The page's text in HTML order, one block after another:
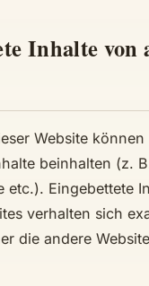
Inhalte von
Website können
beinhalten (z.
etc.). Eingebettete
verhalten sich
die andere